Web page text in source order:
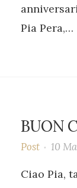
Pia Pera,…
BUON
Post 10
Ciao Pia,